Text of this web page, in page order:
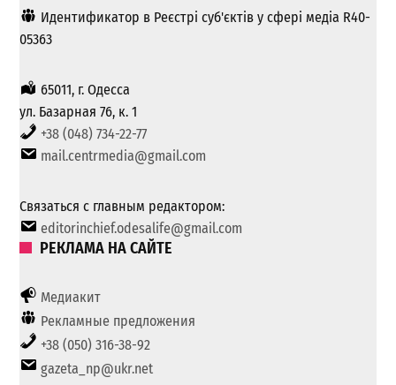
Идентификатор в Реєстрі суб'єктів у сфері медіа R40-
05363
65011, г. Одесса
ул. Базарная 76, к. 1
+38 (048) 734-22-77
mail.centrmedia@gmail.com
Связаться с главным редактором:
editorinchief.odesalife@gmail.com
РЕКЛАМА НА САЙТЕ
Медиакит
Рекламные предложения
+38 (050) 316-38-92
gazeta_np@ukr.net